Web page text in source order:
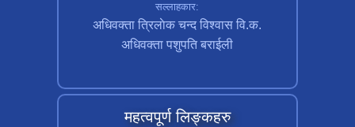
सल्लाहकार:
अधिवक्ता त्रिलाेक चन्द विश्वास वि.क.
अधिवक्ता पशुपति बराईली
महत्वपूर्ण लिङ्कहरु